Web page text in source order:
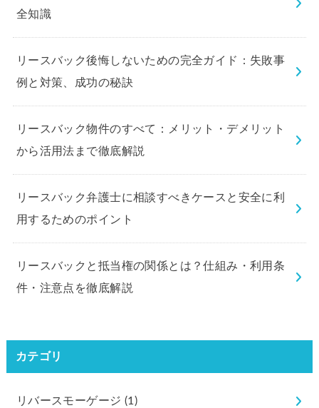
全知識
リースバック後悔しないための完全ガイド：失敗事
例と対策、成功の秘訣
リースバック物件のすべて：メリット・デメリット
から活用法まで徹底解説
リースバック弁護士に相談すべきケースと安全に利
用するためのポイント
リースバックと抵当権の関係とは？仕組み・利用条
件・注意点を徹底解説
カテゴリ
リバースモーゲージ (1)